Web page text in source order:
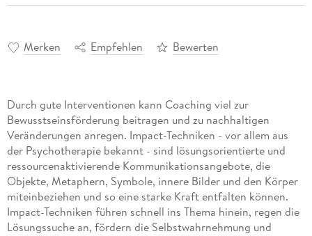
Merken Empfehlen Bewerten
Durch gute Interventionen kann Coaching viel zur
Bewusstseinsförderung beitragen und zu nachhaltigen
Veränderungen anregen. Impact-Techniken - vor allem aus
der Psychotherapie bekannt - sind lösungsorientierte und
ressourcenaktivierende Kommunikationsangebote, die
Objekte, Metaphern, Symbole, innere Bilder und den Körper
miteinbeziehen und so eine starke Kraft entfalten können.
Impact-Techniken führen schnell ins Thema hinein, regen die
Lösungssuche an, fördern die Selbstwahrnehmung und